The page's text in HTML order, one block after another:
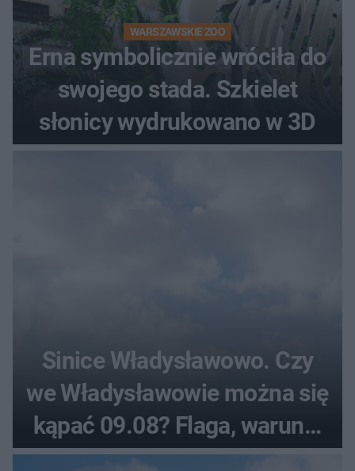
WARSZAWSKIE ZOO
Erna symbolicznie wróciła do
swojego stada. Szkielet
słonicy wydrukowano w 3D
Sinice Władysławowo. Czy
we Władysławowie można się
kąpać 09.08? Flaga, warunki
pogodowe